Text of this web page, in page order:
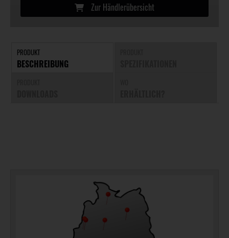
Zur Händlerübersicht
PRODUKT
BESCHREIBUNG